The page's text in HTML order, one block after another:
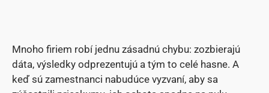
Mnoho firiem robí jednu zásadnú chybu: zozbierajú
dáta, výsledky odprezentujú a tým to celé hasne. A
keď sú zamestnanci nabudúce vyzvaní, aby sa